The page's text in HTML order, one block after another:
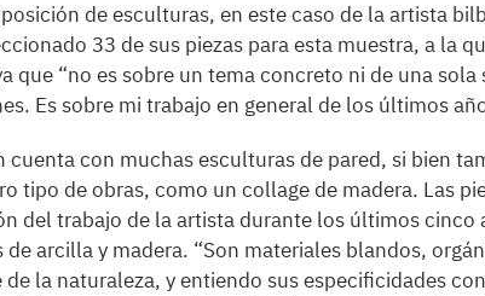
de esculturas, en este caso de la artista
33 de sus piezas para esta muestra, a la
que “no es sobre un tema concreto ni de una sola
Es sobre mi trabajo en general de los últimos
cuenta con muchas esculturas de pared, si bien
tipo de obras, como un collage de madera. Las
del trabajo de la artista durante los últimos cinco
de arcilla y madera. “Son materiales blandos,
la naturaleza, y entiendo sus especificidades